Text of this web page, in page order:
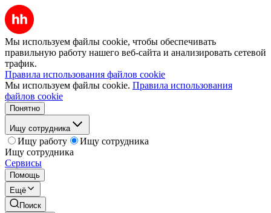
Мы используем файлы cookie, чтобы обеспечивать
правильную работу нашего веб-сайта и анализировать сетевой
трафик.
Правила использования файлов cookie
Мы используем файлы cookie. Правила использования
файлов cookie
Понятно
Ищу сотрудника
Ищу работу
Ищу сотрудника
Ищу сотрудника
Сервисы
Помощь
Ещё
Поиск